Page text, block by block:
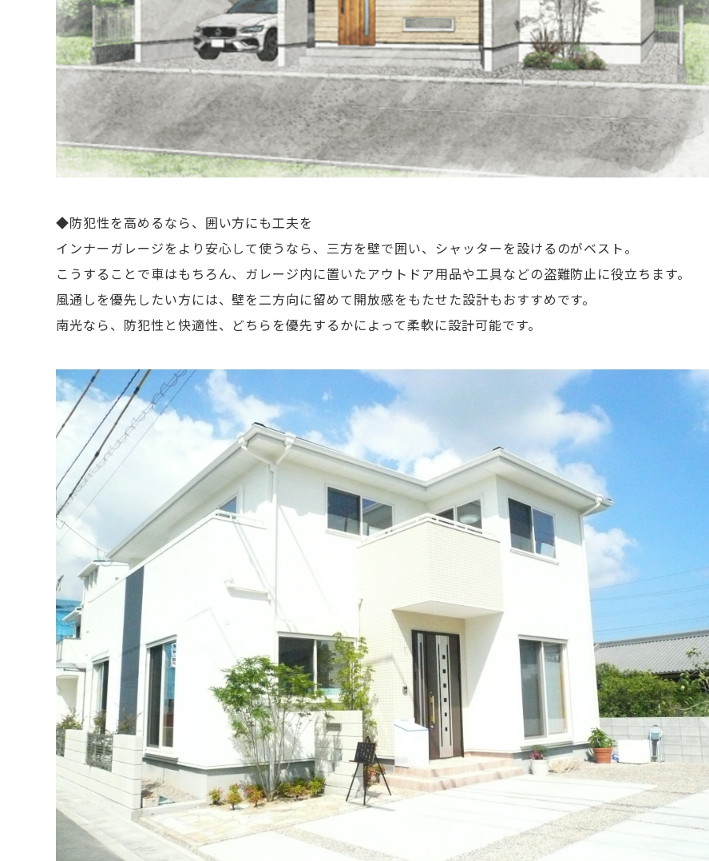
◆防犯性を高めるなら、囲い方にも工夫を
インナーガレージをより安心して使うなら、三方を壁で囲い、シャッターを設けるのがベスト。
こうすることで車はもちろん、ガレージ内に置いたアウトドア用品や工具などの盗難防止に役立ちます。
風通しを優先したい方には、壁を二方向に留めて開放感をもたせた設計もおすすめです。
南光なら、防犯性と快適性、どちらを優先するかによって柔軟に設計可能です。